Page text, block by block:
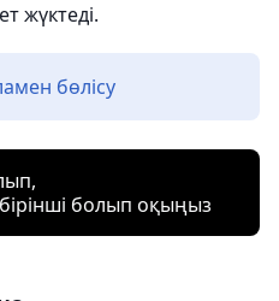
жүктеді.
бөлісу
болып оқыңыз